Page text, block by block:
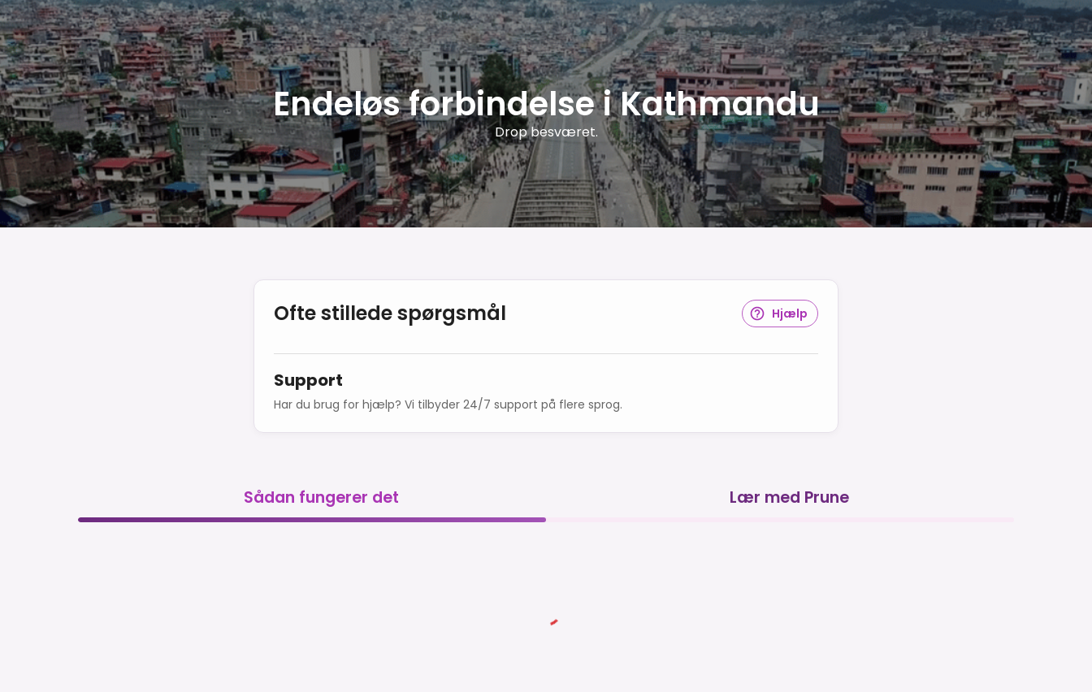
Endeløs forbindelse i Kathmandu
Drop besværet.
Ofte stillede spørgsmål Hjælp
Support
Har du brug for hjælp? Vi tilbyder 24/7 support på flere sprog.
Sådan fungerer det Lær med Prune